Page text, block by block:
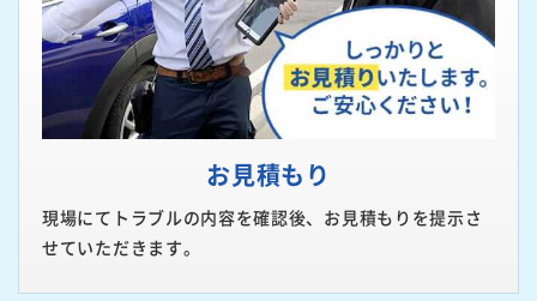
お見積もり
現場にてトラブルの内容を確認後、お見積もりを提示さ
せていただきます。